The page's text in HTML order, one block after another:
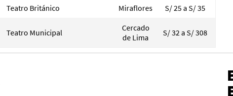
Teatro Británico Miraflores S/ 25 a S/ 35
Teatro Municipal
Cercado
de Lima
S/ 32 a S/ 308